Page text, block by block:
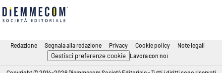
Redazione Segnala alla redazione Privacy Cookie policy Note legali
Gestisci preferenze cookie Lavora con noi